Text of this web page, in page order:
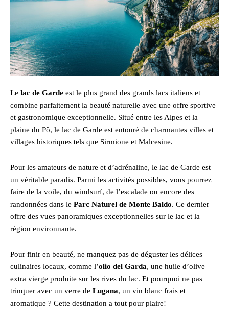
Le lac de Garde est le plus grand des grands lacs italiens et
combine parfaitement la beauté naturelle avec une offre sportive
et gastronomique exceptionnelle. Situé entre les Alpes et la
plaine du Pô, le lac de Garde est entouré de charmantes villes et
villages historiques tels que Sirmione et Malcesine.
Pour les amateurs de nature et d’adrénaline, le lac de Garde est
un véritable paradis. Parmi les activités possibles, vous pourrez
faire de la voile, du windsurf, de l’escalade ou encore des
randonnées dans le Parc Naturel de Monte Baldo. Ce dernier
offre des vues panoramiques exceptionnelles sur le lac et la
région environnante.
Pour finir en beauté, ne manquez pas de déguster les délices
culinaires locaux, comme l’olio del Garda, une huile d’olive
extra vierge produite sur les rives du lac. Et pourquoi ne pas
trinquer avec un verre de Lugana, un vin blanc frais et
aromatique ? Cette destination a tout pour plaire!